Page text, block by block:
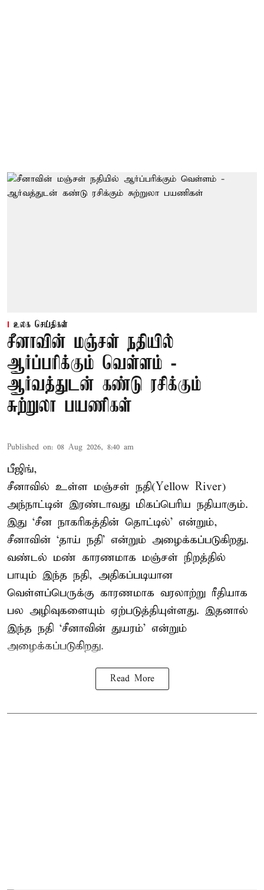
உலக செய்திகள்
சீனாவின் மஞ்சள் நதியில்
ஆர்ப்பரிக்கும் வெள்ளம் -
ஆர்வத்துடன் கண்டு ரசிக்கும்
சுற்றுலா பயணிகள்
Published on: 08 Aug 2026, 8:40 am
பீஜிங்,
சீனாவில் உள்ள மஞ்சள் நதி(Yellow River)
அந்நாட்டின் இரண்டாவது மிகப்பெரிய நதியாகும்.
இது ‘சீன நாகரிகத்தின் தொட்டில்’ என்றும்,
சீனாவின் ‘தாய் நதி’ என்றும் அழைக்கப்படுகிறது.
வண்டல் மண் காரணமாக மஞ்சள் நிறத்தில்
பாயும் இந்த நதி, அதிகப்படியான
வெள்ளப்பெருக்கு காரணமாக வரலாற்று ரீதியாக
பல அழிவுகளையும் ஏற்படுத்தியுள்ளது. இதனால்
இந்த நதி ‘சீனாவின் துயரம்’ என்றும்
அழைக்கப்படுகிறது.
Read More